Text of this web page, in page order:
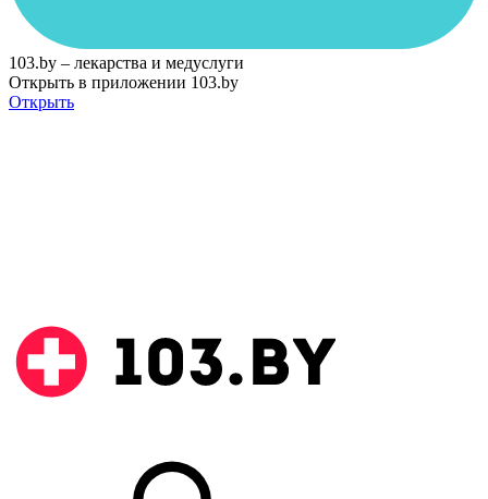
103.by – лекарства и медуслуги
Открыть в приложении 103.by
Открыть